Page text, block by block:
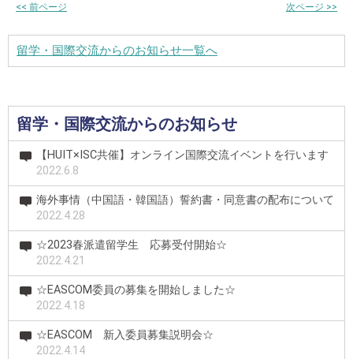
<< 前ページ 次ページ >>
留学・国際交流からのお知らせ一覧へ
留学・国際交流からのお知らせ
【HUIT×ISC共催】オンライン国際交流イベントを行います
2022.6.8
海外事情（中国語・韓国語）誓約書・同意書の配布について
2022.4.28
☆2023春派遣留学生 応募受付開始☆
2022.4.21
☆EASCOM委員の募集を開始しました☆
2022.4.18
☆EASCOM 新入委員募集説明会☆
2022.4.14